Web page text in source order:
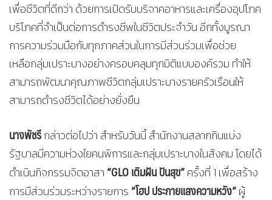
เพื่อชีวิตที่ดีกว่า ด้วยการเปิดรับบริจาคอาหารและเครื่องอุปโภค
บริโภคที่จำเป็นต่อการดำรงชีพในชีวิตประจำวัน อีกทั้งบูรณา
การความร่วมมือกับทุกภาคส่วนในการมีส่วนร่วมเพื่อช่วย
เหลือกลุ่มเปราะบางอย่างครอบคลุมทุกมิติแบบองค์รวม ทำให้
สามารถพัฒนาคุณภาพชีวิตกลุ่มเปราะบางรายครัวเรือนให้
สามารถดำรงชีวิตได้อย่างยั่งยืน
นางพัชรีกล่าวต่อไปว่า สำหรับวันนี้ สำนักงานสลากกินแบ่ง
รัฐบาลมีความห่วงใยคนพิการและกลุ่มเปราะบางในสังคม โดยได้
ดำเนินกิจกรรมจิตอาสา“GLO เติมฝัน ปันสุข”ครั้งที่ 1 เพื่อสร้าง
การมีส่วนร่วมระหว่างรายการ“โฮป ประกายแสงความหวัง”ผู้